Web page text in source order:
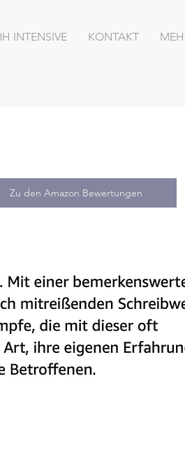
INTENSIVE KONTAKT
Zu den Amazon Bewertungen